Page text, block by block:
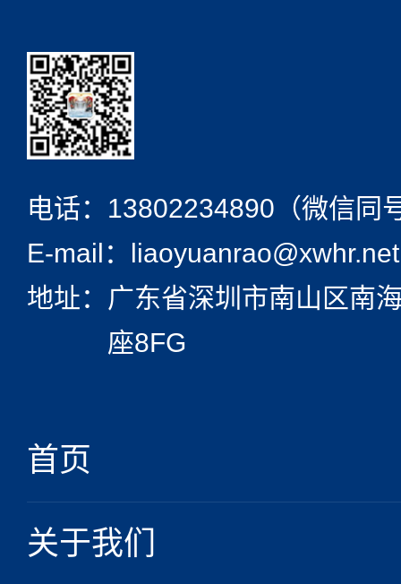
电话： 13802234890（微信同
E-mail：liaoyuanrao@xwhr.net
地址： 广东省深圳市南山区南
座8FG
首页
关于我们